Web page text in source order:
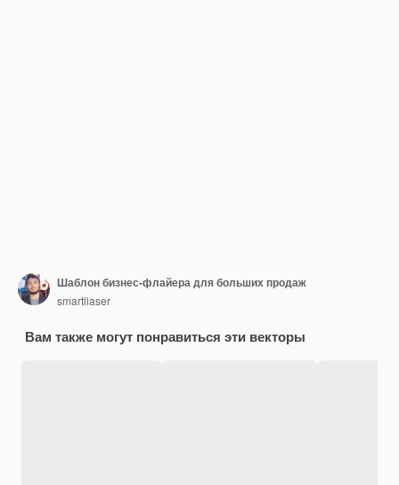
Шаблон бизнес-флайера для больших продаж
smartllaser
Вам также могут понравиться эти векторы